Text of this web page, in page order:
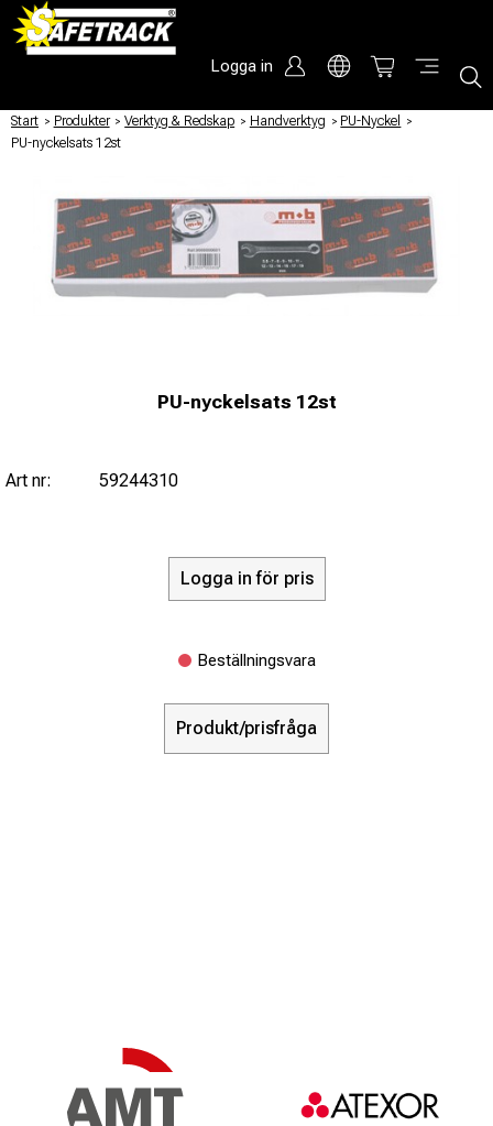
Logga in
Start / Produkter / Verktyg & Redskap / Handverktyg / PU-Nyckel
/
PU-nyckelsats 12st
PU-nyckelsats 12st
Art nr: 59244310
Logga in för pris
Beställningsvara
Produkt/prisfråga